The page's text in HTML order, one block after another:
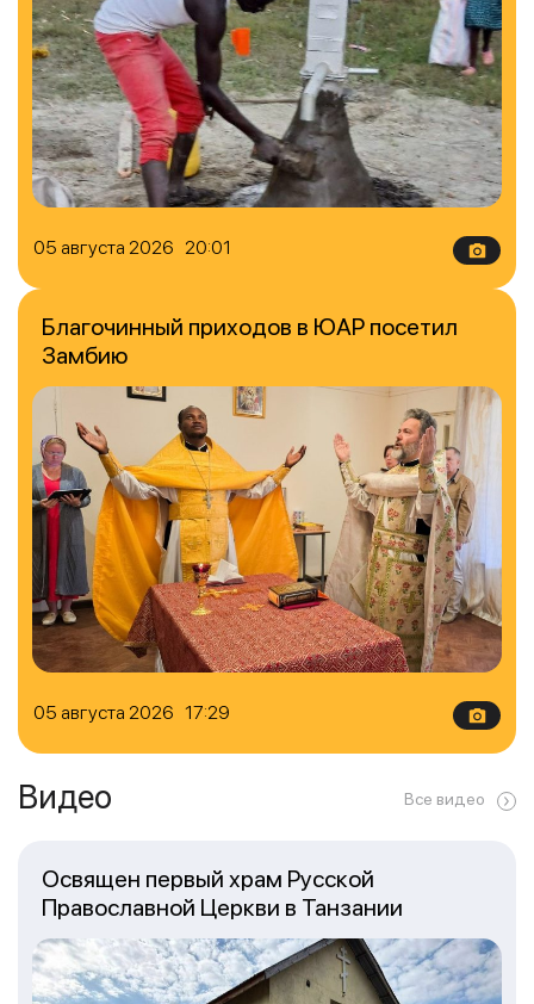
05 августа 2026 20:01
05 августа 2026 17:29
Благочинный приходов в ЮАР посетил
Замбию
Видео Все видео
Освящен первый храм Русской
Православной Церкви в Танзании